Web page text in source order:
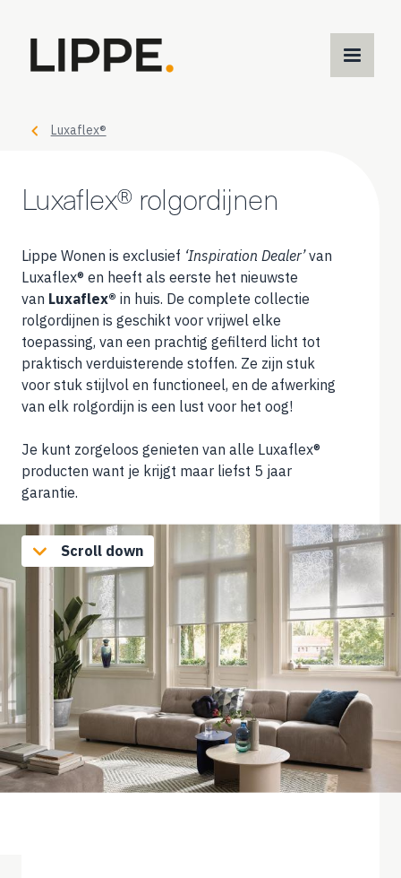
Luxaflex®
Luxaflex® rolgordijnen
Lippe Wonen is exclusief ‘Inspiration Dealer’van
Luxaflex® en heeft als eerste het nieuwste
van Luxaflex® in huis. De complete collectie
rolgordijnen is geschikt voor vrijwel elke
toepassing, van een prachtig gefilterd licht tot
praktisch verduisterende stoffen. Ze zijn stuk
voor stuk stijlvol en functioneel, en de afwerking
van elk rolgordijn is een lust voor het oog!
Je kunt zorgeloos genieten van alle Luxaflex®
producten want je krijgt maar liefst 5 jaar
garantie.
Scroll down